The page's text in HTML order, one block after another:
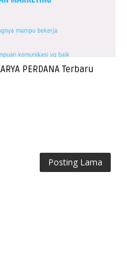
PERDANA Terbaru
Posting Lama